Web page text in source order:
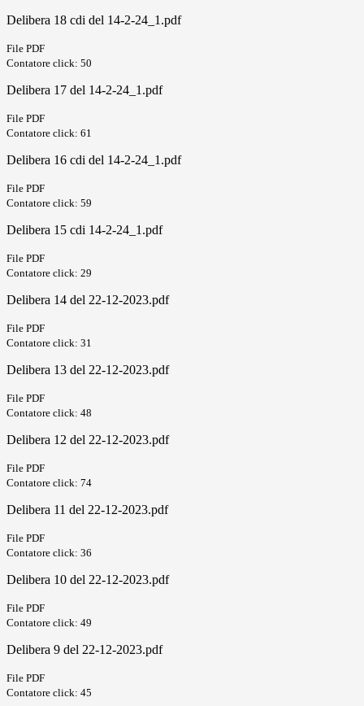
Delibera 18 cdi del 14-2-24_1.pdf
File PDF
Contatore click: 50
Delibera 17 del 14-2-24_1.pdf
File PDF
Contatore click: 61
Delibera 16 cdi del 14-2-24_1.pdf
File PDF
Contatore click: 59
Delibera 15 cdi 14-2-24_1.pdf
File PDF
Contatore click: 29
Delibera 14 del 22-12-2023.pdf
File PDF
Contatore click: 31
Delibera 13 del 22-12-2023.pdf
File PDF
Contatore click: 48
Delibera 12 del 22-12-2023.pdf
File PDF
Contatore click: 74
Delibera 11 del 22-12-2023.pdf
File PDF
Contatore click: 36
Delibera 10 del 22-12-2023.pdf
File PDF
Contatore click: 49
Delibera 9 del 22-12-2023.pdf
File PDF
Contatore click: 45